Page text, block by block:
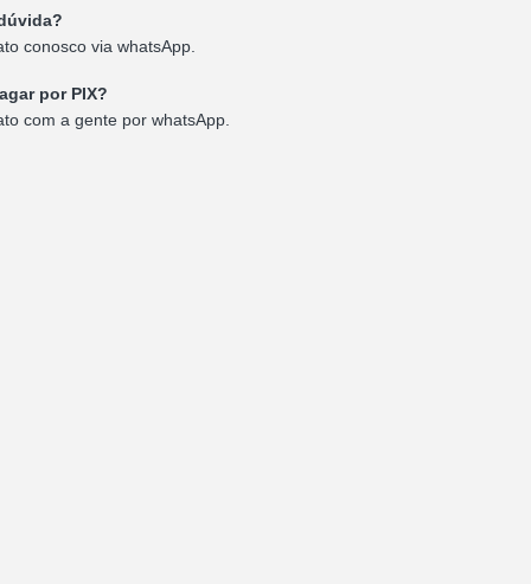
conosco via whatsApp.
por PIX?
com a gente por whatsApp.